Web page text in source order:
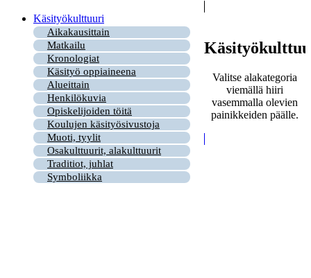
Käsityökulttuuri
Aikakausittain
Matkailu
Kronologiat
Käsityö oppiaineena
Alueittain
Henkilökuvia
Opiskelijoiden töitä
Koulujen käsityösivustoja
Muoti, tyylit
Osakulttuurit, alakulttuurit
Traditiot, juhlat
Symboliikka
Valitse alakategoria
viemällä hiiri
vasemmalla olevien
painikkeiden päälle.